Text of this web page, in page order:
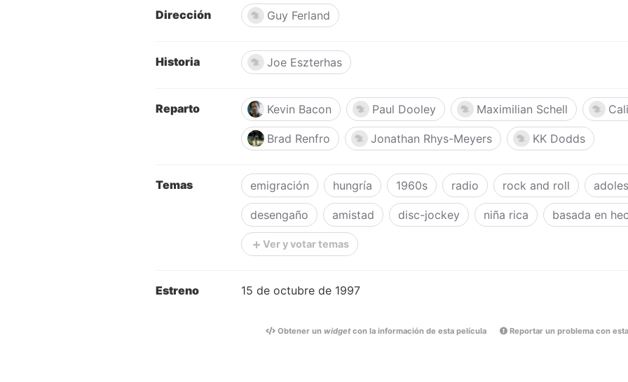
Dirección Guy Ferland
Historia Joe Eszterhas
Reparto Kevin Bacon Paul Dooley Maximilian Schell
Brad Renfro Jonathan Rhys-Meyers KK Dodds
Temas emigración hungría 1960s radio rock and roll
desengaño amistad disc-jockey niña rica basada en
Ver y votar temas
Estreno 15 de octubre de 1997
Obtener un widgetcon la información de esta película Reportar un problema con